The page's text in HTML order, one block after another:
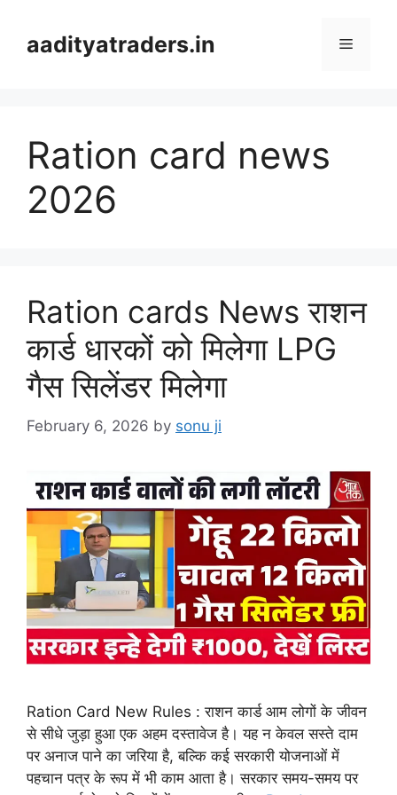
contentaadityatraders.in Menu
Ration card news
2026
Ration cards News राशन
कार्ड धारकों को मिलेगा LPG
गैस सिलेंडर मिलेगा
February 6, 2026 by sonu ji
Ration Card New Rules : राशन कार्ड आम लोगों के जीवन
से सीधे जुड़ा हुआ एक अहम दस्तावेज है। यह न केवल सस्ते दाम
पर अनाज पाने का जरिया है, बल्कि कई सरकारी योजनाओं में
पहचान पत्र के रूप में भी काम आता है। सरकार समय-समय पर